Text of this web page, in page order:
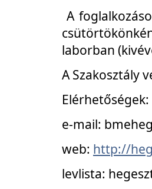
A
laborban
A Szakosztály
Elérhetőségek:
e-mail:
web: http://
levlista: